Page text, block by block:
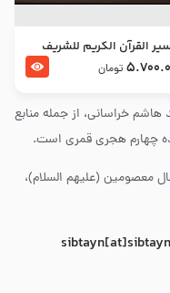
خراسانی، از جمله منابع
چهارم هجری قمری است.
معصومین (علیهم السلام)،
القرآن الكريم للشريف
قدس سرّه
تومان